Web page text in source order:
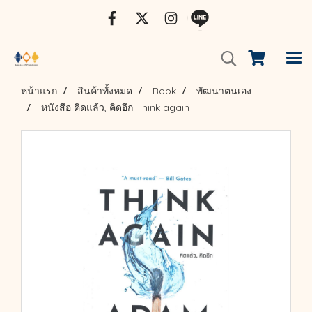
หน้าแรก สินค้าทั้งหมด Book
พัฒนาตนเอง
หนังสือ คิดแล้ว, คิดอีก Think again